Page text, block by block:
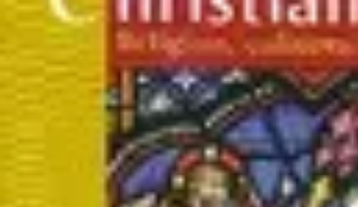
Gestion Cultures
Gestion de Projet AgricoleTechniques de
Hydratation
Pratiques ÉcologiquesGestion
Gestion Cultures